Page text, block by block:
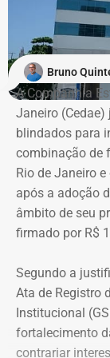
entusiasta.
Damasceno,
Sociologia
“Machado de
fundadores da
da Indendência
do roteiro da
coisa que pode
feito”, alerta
Registros
fofoca
O
que,
escreveu o
cresceu. Elas
2022 e
em 2025 e
Os dadosforam
do Sistema de
Estado do Rio
Aumento
exterior
Entre janeiro
estadual
relacionados a
foram
país e R$
Bruno
A Companhia
Janeiro
blindados para
combinação de
Rio de Janeiro
após a adoção
âmbito de seu
firmado por R$
Segundo a
Ata de Registro
Institucional
fortalecimento
contrariar